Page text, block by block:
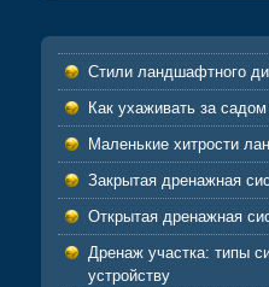
Стили ландшафтного
Как ухаживать за
Маленькие хитрости
Закрытая дренажная
Открытая дренажная
Дренаж участка: типы
устройству